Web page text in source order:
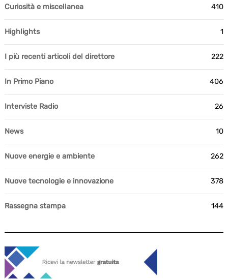
Curiosità e miscellanea 410
Highlights 1
I più recenti articoli del direttore 222
In Primo Piano 406
Interviste Radio 26
News 10
Nuove energie e ambiente 262
Nuove tecnologie e innovazione 378
Rassegna stampa 144